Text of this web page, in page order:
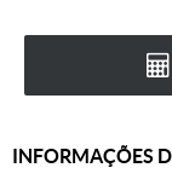
INFORMAÇÕES